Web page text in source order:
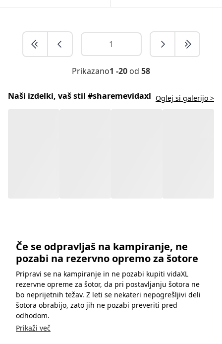
Prikazano1 -20 od 58
Naši izdelki, vaš stil #sharemevidaxl Oglej si galerijo >
Če se odpravljaš na kampiranje, ne
pozabi na rezervno opremo za šotore
Pripravi se na kampiranje in ne pozabi kupiti vidaXL
rezervne opreme za šotor, da pri postavljanju šotora ne
bo neprijetnih težav. Z leti se nekateri nepogrešljivi deli
šotora obrabijo, zato jih ne pozabi preveriti pred
odhodom.
Prikaži več